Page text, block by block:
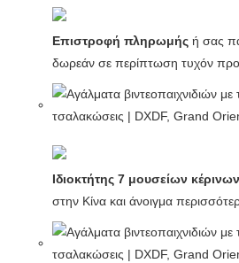
Επιστροφή πληρωμήςή σας
δωρεάν σε περίπτωση τυχόν
Ιδιοκτήτης 7 μουσείων
στην Κίνα και άνοιγμα